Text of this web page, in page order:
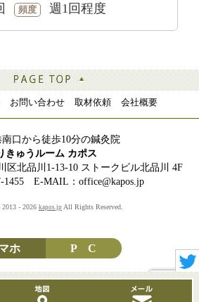
頻度 週1回程度
お問い合わせ 取材依頼 会社概要
口から徒歩10分の鍼灸院
きゅうルーム カポス
区北品川1-13-10 ストークビル北品川 4F
1455 E-MAIL：office@kapos.jp
- 2026 kapos.jp All Rights Reserved.
ホ P C